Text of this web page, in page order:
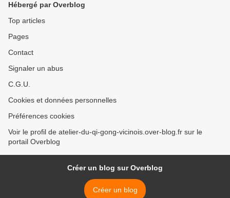
Hébergé par Overblog
Top articles
Pages
Contact
Signaler un abus
C.G.U.
Cookies et données personnelles
Préférences cookies
Voir le profil de atelier-du-qi-gong-vicinois.over-blog.fr sur le
portail Overblog
Créer un blog sur Overblog
Créer un blog